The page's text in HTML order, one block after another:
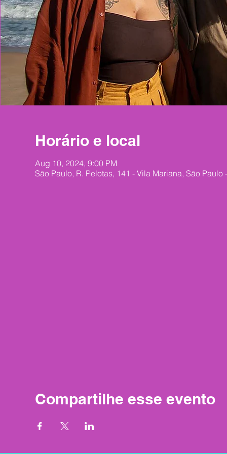
Horário e local
Aug 10, 2024, 9:00 PM
São Paulo, R. Pelotas, 141 - Vila Mariana, São Paulo
Compartilhe esse evento